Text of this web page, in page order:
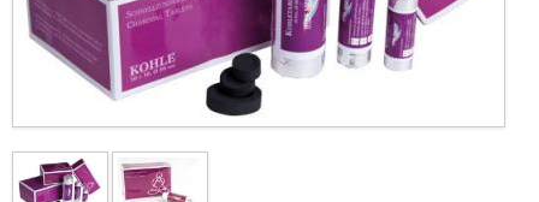
Hardcover
Haus & Garten
Kerzen